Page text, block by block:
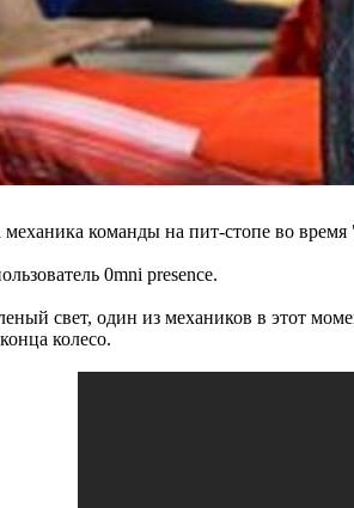
команды на пит-стопе во
0mni presence.
свет, один из механиков в этот
колесо.